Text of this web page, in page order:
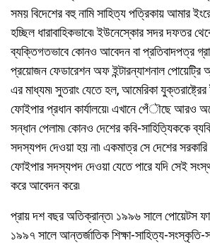
সময় বিদেশের বহু নামি সাহিত্য পত্রিকায় আমার
হচ্ছিল ধারাবাহিকভাবে৷ ইউনেস্কোর সদর দফতর
ব্যক্তিগতভাবে কোনও আবেদন বা প্রতিবাদপত্র
প্রয়োজন ফেডারেশন অফ ইন্টারন্যাশনাল
এর মাধ্যম৷ সুতরাং যেতে হল, আমেরিকা যুক্তরাষ্ট্রের
ফোইপার প্রধান কার্যালয়ে৷ এখানে পেঁৗছে আরও
সন্ধান পেলাম৷ কোনও দেশের কবি-সাহিত্যিককে
সদস্যপদ দেওয়া হয় না৷ একমাত্র সে দেশের
ফোইপার সদস্যপদ দেওয়া যেতে পারে যদি সেই
করে আবেদন করে৷
প্রায় দশ বছর অতিক্রান্ত৷ ১৯৯৬ সালে পোয়েটস
১৯৯৭ সালে আন্তর্জাতিক শিক্ষা-সাহিত্য-সংস্কৃতি-